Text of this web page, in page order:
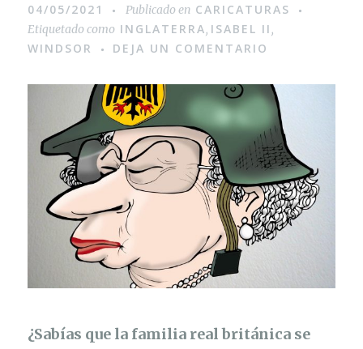
04/05/2021 Publicado en CARICATURAS
Etiquetado como INGLATERRA, ISABEL II,
WINDSOR DEJA UN COMENTARIO
¿Sabías que la familia real británica se